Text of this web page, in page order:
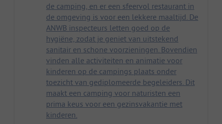
de camping, en er een sfeervol restaurant in
de omgeving is voor een lekkere maaltijd. De
ANWB inspecteurs letten goed op de
hygiëne, zodat je geniet van uitstekend
sanitair en schone voorzieningen. Bovendien
vinden alle activiteiten en animatie voor
kinderen op de campings plaats onder
toezicht van gediplomeerde begeleiders. Dit
maakt een camping voor naturisten een
prima keus voor een gezinsvakantie met
kinderen.